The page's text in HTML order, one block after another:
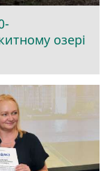
озері